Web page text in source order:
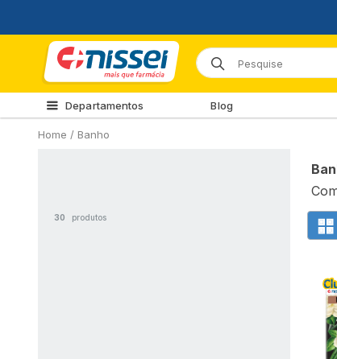
Departamentos Blog
Home / Banho
30 produtos